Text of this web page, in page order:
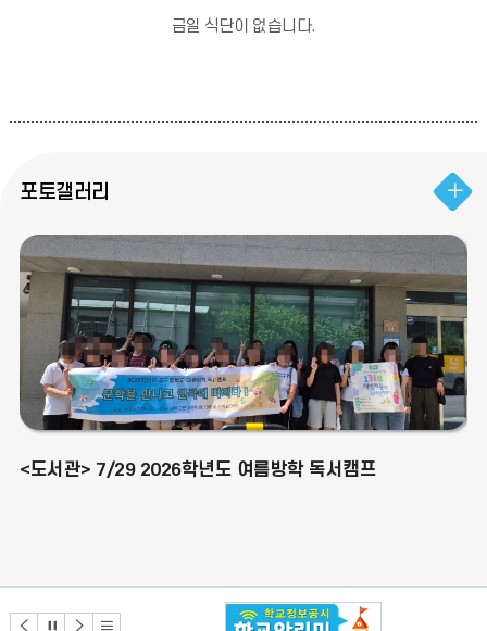
금일 식단이 없습니다.
포토갤러리
<도서관> 7/29 2026학년도 여름방학 독서캠프